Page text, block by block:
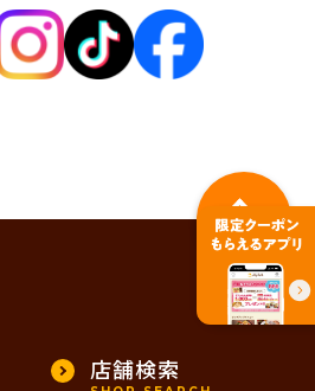
PAGE TOP
店舗検索